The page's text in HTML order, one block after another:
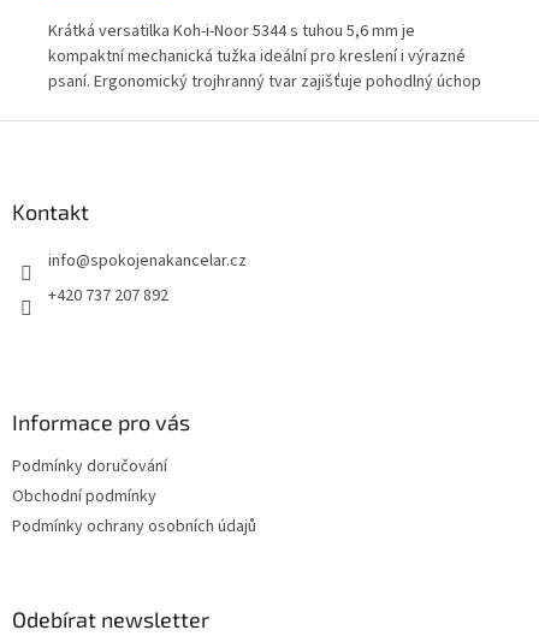
Krátká versatilka Koh-i-Noor 5344 s tuhou 5,6 mm je
kompaktní mechanická tužka ideální pro kreslení i výrazné
psaní. Ergonomický trojhranný tvar zajišťuje pohodlný úchop
Kontakt
info@spokojenakancelar.cz
+420 737 207 892
Informace pro vás
Podmínky doručování
Obchodní podmínky
Podmínky ochrany osobních údajů
Odebírat newsletter